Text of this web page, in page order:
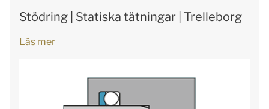
Stödring | Statiska tätningar | Trelleborg
Läs mer